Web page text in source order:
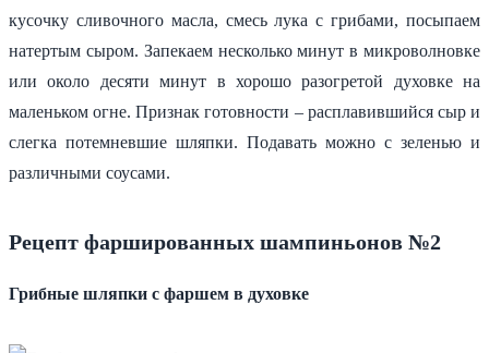
кусочку сливочного масла, смесь лука с грибами, посыпаем
натертым сыром. Запекаем несколько минут в микроволновке
или около десяти минут в хорошо разогретой духовке на
маленьком огне. Признак готовности – расплавившийся сыр и
слегка потемневшие шляпки. Подавать можно с зеленью и
различными соусами.
Рецепт фаршированных шампиньонов №2
Грибные шляпки с фаршем в духовке